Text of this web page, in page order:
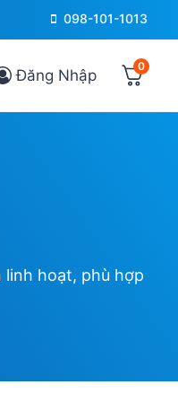
098-101-1013
Đăng Nhập 0
linh hoạt, phù hợp